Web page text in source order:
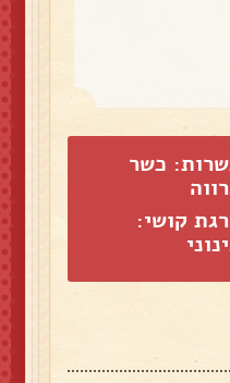
כשר
קושי: